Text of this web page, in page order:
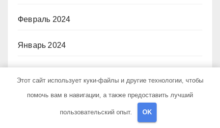
Февраль 2024
Январь 2024
Ноябрь 2023
Этот сайт использует куки-файлы и другие технологии, чтобы
помочь вам в навигации, а также предоставить лучший
пользовательский опыт. OK